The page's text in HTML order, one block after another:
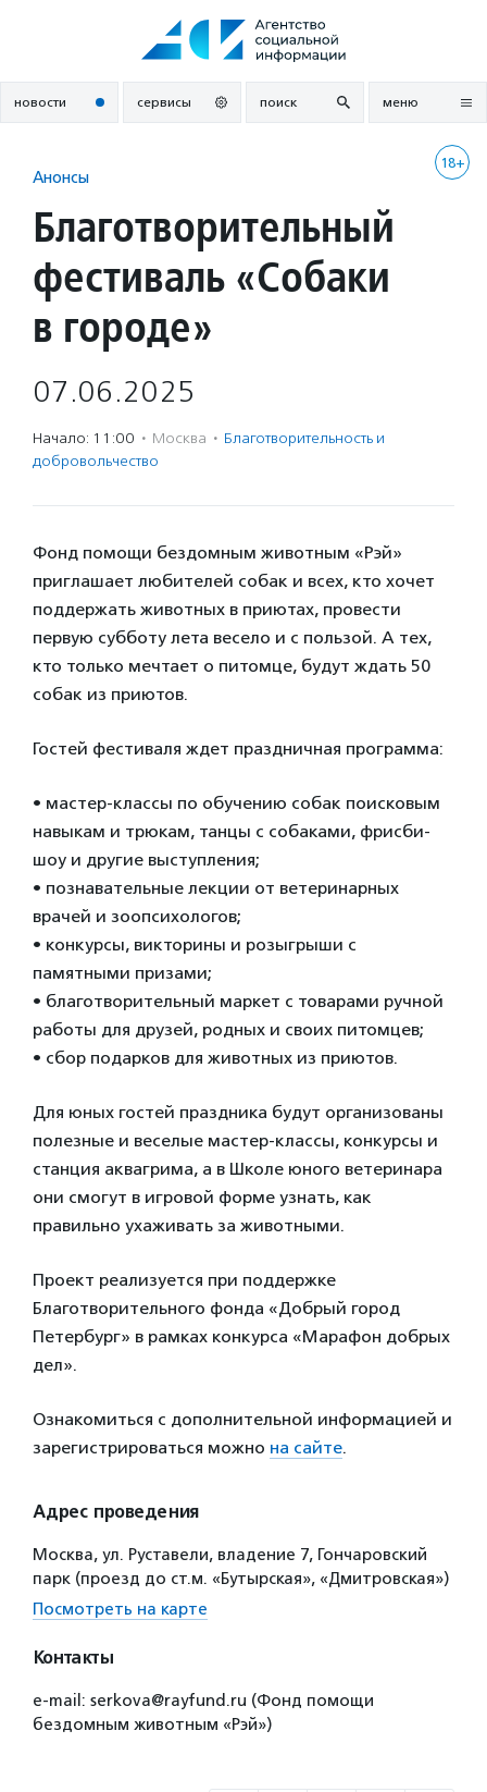
новости сервисы поиск меню
18+
Анонсы
Благотворительный
фестиваль «Собаки
в городе»
07.06.2025
Начало: 11:00 · Москва · Благотвори­тель­ность и
доброволь­чест­во
Фонд помощи бездомным животным «Рэй»
приглашает любителей собак и всех, кто хочет
поддержать животных в приютах, провести
первую субботу лета весело и с пользой. А тех,
кто только мечтает о питомце, будут ждать 50
собак из приютов.
Гостей фестиваля ждет праздничная программа:
• мастер-классы по обучению собак поисковым
навыкам и трюкам, танцы с собаками, фрисби-
шоу и другие выступления;
• познавательные лекции от ветеринарных
врачей и зоопсихологов;
• конкурсы, викторины и розыгрыши с
памятными призами;
• благотворительный маркет с товарами ручной
работы для друзей, родных и своих питомцев;
• сбор подарков для животных из приютов.
Для юных гостей праздника будут организованы
полезные и веселые мастер-классы, конкурсы и
станция аквагрима, а в Школе юного ветеринара
они смогут в игровой форме узнать, как
правильно ухаживать за животными.
Проект реализуется при поддержке
Благотворительного фонда «Добрый город
Петербург» в рамках конкурса «Марафон добрых
дел».
Ознакомиться с дополнительной информацией и
зарегистрироваться можно на сайте.
Адрес проведения
Москва, ул. Руставели, владение 7, Гончаровский
парк (проезд до ст.м. «Бутырская», «Дмитровская»)
Посмотреть на карте
Контакты
e-mail: serkova@rayfund.ru (Фонд помощи
бездомным животным «Рэй»)